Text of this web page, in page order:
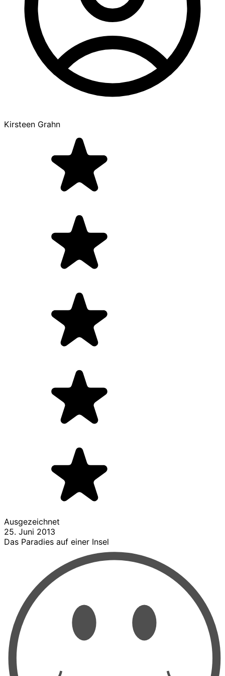
Kirsteen Grahn
Ausgezeichnet
25. Juni 2013
Das Paradies auf einer Insel